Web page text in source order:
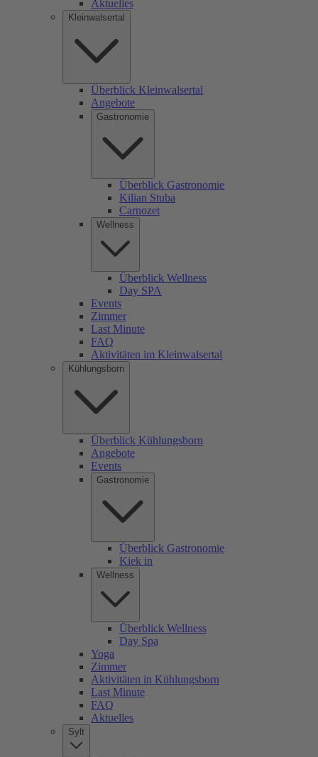
Aktuelles
Kleinwalsertal
Überblick Kleinwalsertal
Angebote
Gastronomie
Überblick Gastronomie
Kilian Stuba
Carnozet
Wellness
Überblick Wellness
Day SPA
Events
Zimmer
Last Minute
FAQ
Aktivitäten im Kleinwalsertal
Kühlungsborn
Überblick Kühlungsborn
Angebote
Events
Gastronomie
Überblick Gastronomie
Kiek in
Wellness
Überblick Wellness
Day Spa
Yoga
Zimmer
Aktivitäten in Kühlungsborn
Last Minute
FAQ
Aktuelles
Sylt